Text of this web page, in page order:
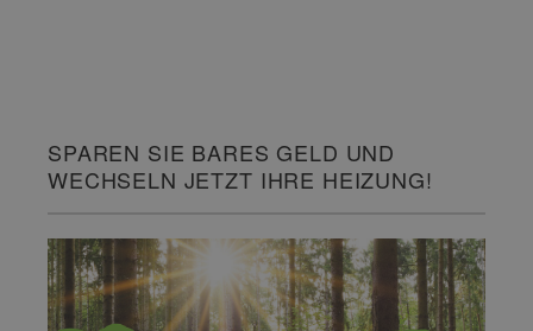
SPAREN SIE BARES GELD UND
WECHSELN JETZT IHRE HEIZUNG!